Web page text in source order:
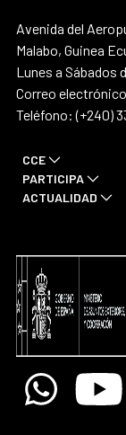
Avenida del
Malabo, Guinea
Lunes a Sábados
Correo
Teléfono: (+240)
CCE
PARTICIPA
ACTUALIDAD
WhatsappYoutube